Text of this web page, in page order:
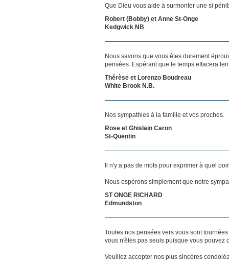
Que Dieu vous aide à surmonter une si
Robert (Bobby) et Anne St-Onge
Kedgwick NB
Nous savons que vous êtes durement
pensées. Espérant que le temps effacera
Thérèse et Lorenzo Boudreau
White Brook N.B.
Nos sympathies à la famille et vos proches.
Rose et Ghislain Caron
St-Quentin
Il n'y a pas de mots pour exprimer à quel
Nous espérons simplement que notre
ST ONGE RICHARD
Edmundston
Toutes nos pensées vers vous sont
vous n'êtes pas seuls puisque vous pouvez
Veuillez accepter nos plus sincères